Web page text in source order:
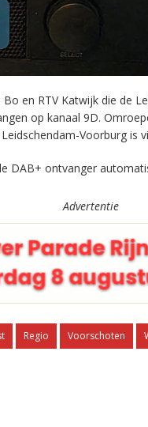
en RTV Katwijk die de
op kanaal 9D.
Voorburg is
DAB+ ontvanger
Advertentie
Regio Voorschoten